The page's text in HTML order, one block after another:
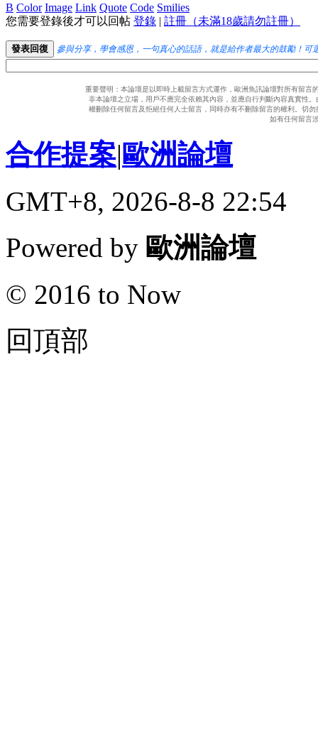
B Color Image Link Quote Code Smilies
您需要登錄後才可以回帖 登錄 | 註冊（未滿18歲請勿註冊）
發表回復 參與分享，學會感恩，一句真心的話語，就是給作者最大的鼓勵！可
重要聲明：本論壇是以即時上載留言方式運作，歐洲魚訊論壇對所有留
非本論壇之立場，用戶不應完全依賴其內容，並應自行判斷內容真實性
權刪除任何留言及拒絕任何人士留言，同時亦有不刪除留言的權利。切
如有任何留言
合作提案|歐洲論壇
GMT+8, 2026-8-8 22:54
Powered by 歐洲論壇
© 2016 to Now
回頂部